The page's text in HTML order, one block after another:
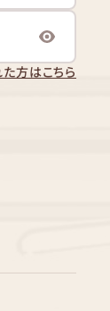
方はこちら